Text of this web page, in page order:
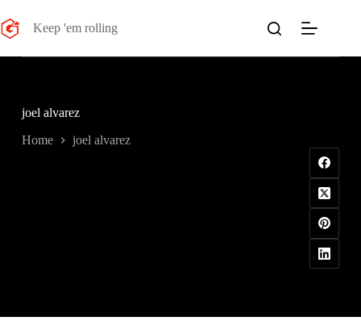
al
contenuto
Keep 'em rolling
joel alvarez
Home joel alvarez